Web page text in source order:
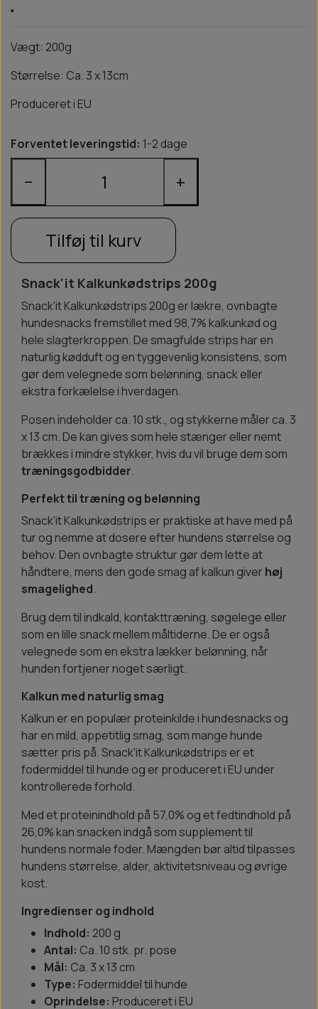
Vægt: 200g
Størrelse: Ca. 3 x 13cm
Produceret i EU
Forventet leveringstid: 1-2 dage
− +
Tilføj til kurv
Snack'it Kalkunkødstrips 200g
Snack'it Kalkunkødstrips 200g er lækre, ovnbagte
hundesnacks fremstillet med 98,7% kalkunkød og
hele slagterkroppen. De smagfulde strips har en
naturlig kødduft og en tyggevenlig konsistens, som
gør dem velegnede som belønning, snack eller
ekstra forkælelse i hverdagen.
Posen indeholder ca. 10 stk., og stykkerne måler ca. 3
x 13 cm. De kan gives som hele stænger eller nemt
brækkes i mindre stykker, hvis du vil bruge dem som
træningsgodbidder.
Perfekt til træning og belønning
Snack'it Kalkunkødstrips er praktiske at have med på
tur og nemme at dosere efter hundens størrelse og
behov. Den ovnbagte struktur gør dem lette at
håndtere, mens den gode smag af kalkun giverhøj
smagelighed.
Brug dem til indkald, kontakttræning, søgelege eller
som en lille snack mellem måltiderne. De er også
velegnede som en ekstra lækker belønning, når
hunden fortjener noget særligt.
Kalkun med naturlig smag
Kalkun er en populær proteinkilde i hundesnacks og
har en mild, appetitlig smag, som mange hunde
sætter pris på. Snack'it Kalkunkødstrips er et
fodermiddel til hunde og er produceret i EU under
kontrollerede forhold.
Med et proteinindhold på 57,0% og et fedtindhold på
26,0% kan snacken indgå som supplement til
hundens normale foder. Mængden bør altid tilpasses
hundens størrelse, alder, aktivitetsniveau og øvrige
kost.
Ingredienser og indhold
Indhold: 200 g
Antal: Ca. 10 stk. pr. pose
Mål: Ca. 3 x 13 cm
Type: Fodermiddel til hunde
Oprindelse: Produceret i EU